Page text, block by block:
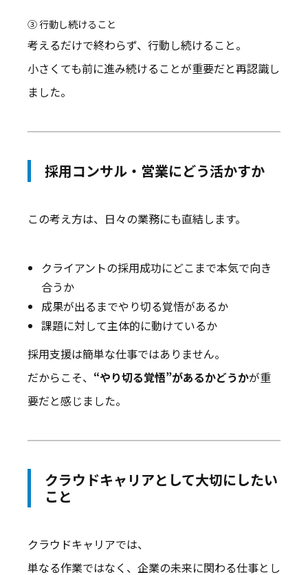
③ 行動し続けること
考えるだけで終わらず、行動し続けること。
小さくても前に進み続けることが重要だと再認識し
ました。
採用コンサル・営業にどう活かすか
この考え方は、日々の業務にも直結します。
クライアントの採用成功にどこまで本気で向き
合うか
成果が出るまでやり切る覚悟があるか
課題に対して主体的に動けているか
採用支援は簡単な仕事ではありません。
だからこそ、 “やり切る覚悟”があるかどうかが重
要だと感じました。
クラウドキャリアとして大切にしたい
こと
クラウドキャリアでは、
単なる作業ではなく、企業の未来に関わる仕事とし